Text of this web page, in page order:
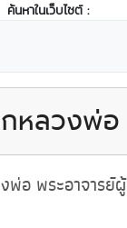
ค้นหาในเว็บไซต์ :
กหลวงพ่อ
พ่อ พระอาจา